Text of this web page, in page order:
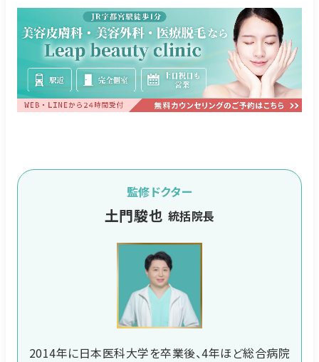
監修ドクター
土門駿也 統括院長
2014年に日本医科大学を卒業後、4年ほど総合病院